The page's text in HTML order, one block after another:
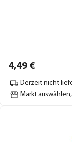
4,49 €
Derzeit nicht
Markt auswählen